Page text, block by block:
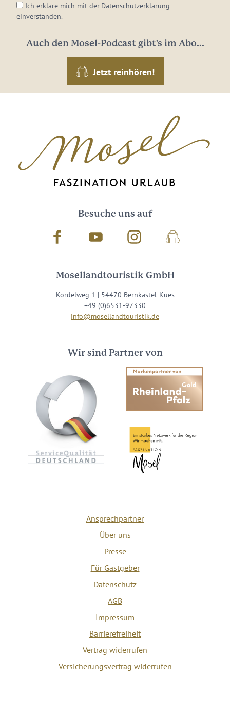
Ich erkläre mich mit der Datenschutzerklärung
einverstanden.
Auch den Mosel-Podcast gibt's im Abo...
Jetzt reinhören!
Besuche uns auf
Facebook Youtube InstagramPodcast
Mosellandtouristik GmbH
Kordelweg 1 | 54470 Bernkastel-Kues
+49 (0)6531-97330
info@mosellandtouristik.de
Wir sind Partner von
Ansprechpartner
Über uns
Presse
Für Gastgeber
Datenschutz
AGB
Impressum
Barrierefreiheit
Vertrag widerrufen
Versicherungsvertrag widerrufen